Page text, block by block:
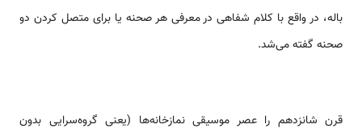
باله، در واقع با کلام شفاهی در معرفی هر صحنه یا برای متصل کردن دو
صحنه گفته می‌شد.
قرن شانزدهم را عصر موسیقی نمازخانه‌ها (یعنی گروه‌سرایی بدون